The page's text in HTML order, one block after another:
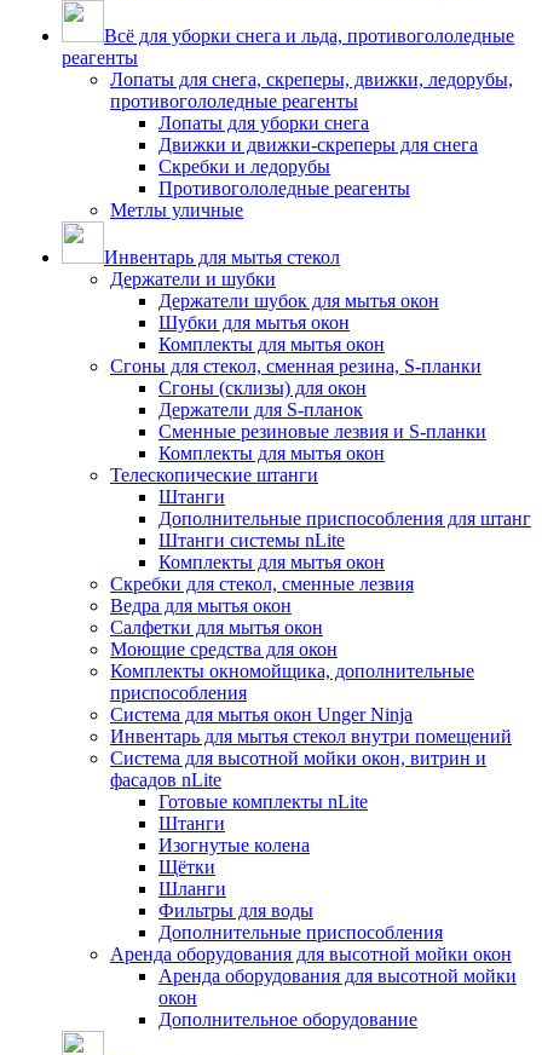
Всё для уборки снега и льда, противогололедные
реагенты
Лопаты для снега, скреперы, движки, ледорубы,
противогололедные реагенты
Лопаты для уборки снега
Движки и движки-скреперы для снега
Скребки и ледорубы
Противогололедные реагенты
Метлы уличные
Инвентарь для мытья стекол
Держатели и шубки
Держатели шубок для мытья окон
Шубки для мытья окон
Комплекты для мытья окон
Сгоны для стекол, сменная резина, S-планки
Сгоны (склизы) для окон
Держатели для S-планок
Сменные резиновые лезвия и S-планки
Комплекты для мытья окон
Телескопические штанги
Штанги
Дополнительные приспособления для штанг
Штанги системы nLite
Комплекты для мытья окон
Скребки для стекол, сменные лезвия
Ведра для мытья окон
Салфетки для мытья окон
Моющие средства для окон
Комплекты окномойщика, дополнительные
приспособления
Система для мытья окон Unger Ninja
Инвентарь для мытья стекол внутри помещений
Система для высотной мойки окон, витрин и
фасадов nLite
Готовые комплекты nLite
Штанги
Изогнутые колена
Щётки
Шланги
Фильтры для воды
Дополнительные приспособления
Аренда оборудования для высотной мойки окон
Аренда оборудования для высотной мойки
окон
Дополнительное оборудование